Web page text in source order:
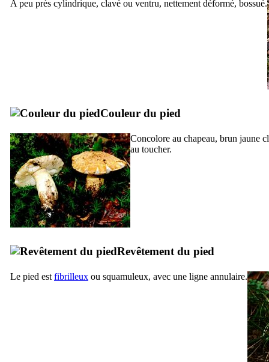
A peu près cylindrique, clavé ou ventru, nettement déformé, bossué.
Couleur du pied
Concolore au chapeau, brun jaune
au toucher.
Revêtement du pied
Le pied est fibrilleux ou squamuleux, avec une ligne annulaire.